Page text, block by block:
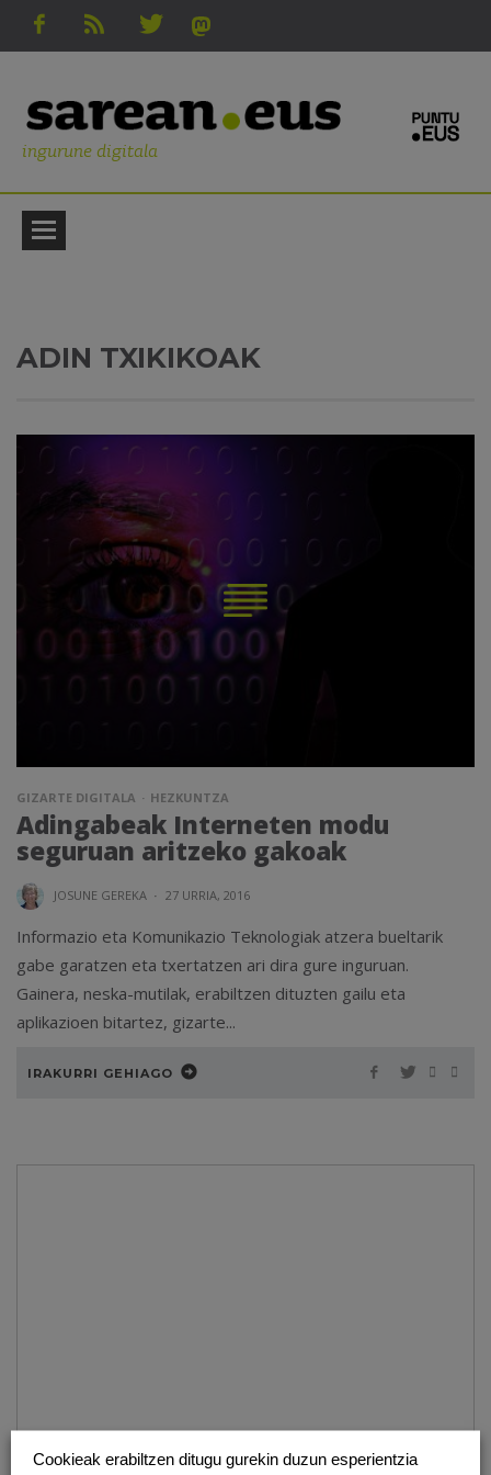
ingurune digitala
ADIN TXIKIKOAK
GIZARTE DIGITALA HEZKUNTZA
Adingabeak Interneten modu
seguruan aritzeko gakoak
JOSUNE GEREKA · 27 URRIA, 2016
Informazio eta Komunikazio Teknologiak atzera bueltarik
gabe garatzen eta txertatzen ari dira gure inguruan.
Gainera, neska-mutilak, erabiltzen dituzten gailu eta
aplikazioen bitartez, gizarte...
IRAKURRI GEHIAGO
Cookieak erabiltzen ditugu gurekin duzun esperientzia